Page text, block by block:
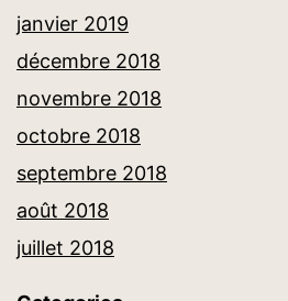
janvier 2019
décembre 2018
novembre 2018
octobre 2018
septembre 2018
août 2018
juillet 2018